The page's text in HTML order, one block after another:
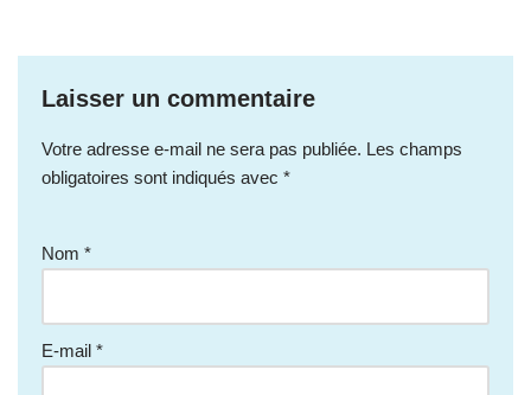
Laisser un commentaire
Votre adresse e-mail ne sera pas publiée. Les champs
obligatoires sont indiqués avec *
Nom *
E-mail *